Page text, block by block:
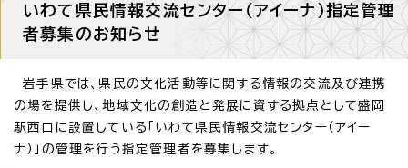
いわて県民情報交流センター（アイーナ）指定管理
者募集のお知らせ
岩手県では、県民の文化活動等に関する情報の交流及び連携
の場を提供し、地域文化の創造と発展に資する拠点として盛岡
駅西口に設置している「いわて県民情報交流センター（アイー
ナ）」の管理を行う指定管理者を募集します。